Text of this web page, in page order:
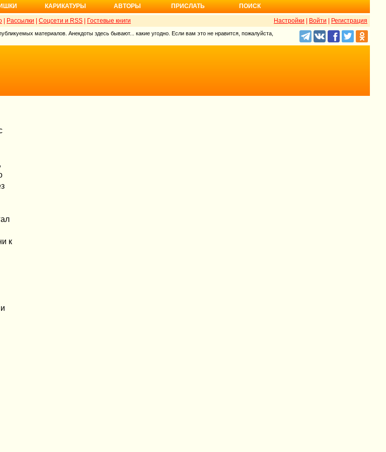
КАРИКАТУРЫ АВТОРЫ ПРИСЛАТЬ ПОИСК
Настройки Войти Регистрация
Рассылки Соцсети и RSS Гостевые книги
материалов. Анекдоты здесь бывают... какие угодно. Если вам это не нравится, пожалуйста,
к